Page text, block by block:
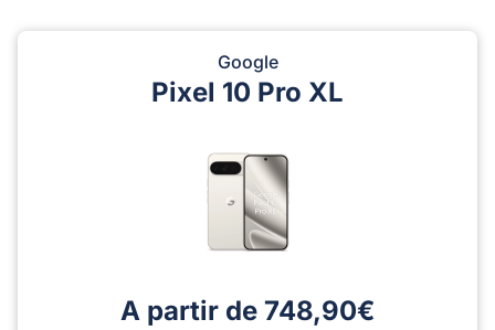
Google
Pixel 10 Pro XL
A partir de 748,90€